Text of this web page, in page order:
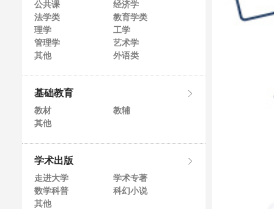
公共课
经济学
法学类
教育学类
理学
工学
管理学
艺术学
其他
外语类
基础教育
教材
教辅
其他
学术出版
走进大学
学术专著
数学科普
科幻小说
其他